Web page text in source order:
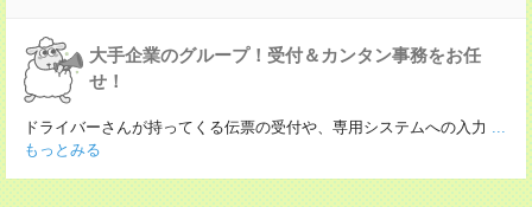
大手企業のグループ！受付＆カンタン事務をお任
せ！
ドライバーさんが持ってくる伝票の受付や、専用システムへの入力 ...
もっとみる